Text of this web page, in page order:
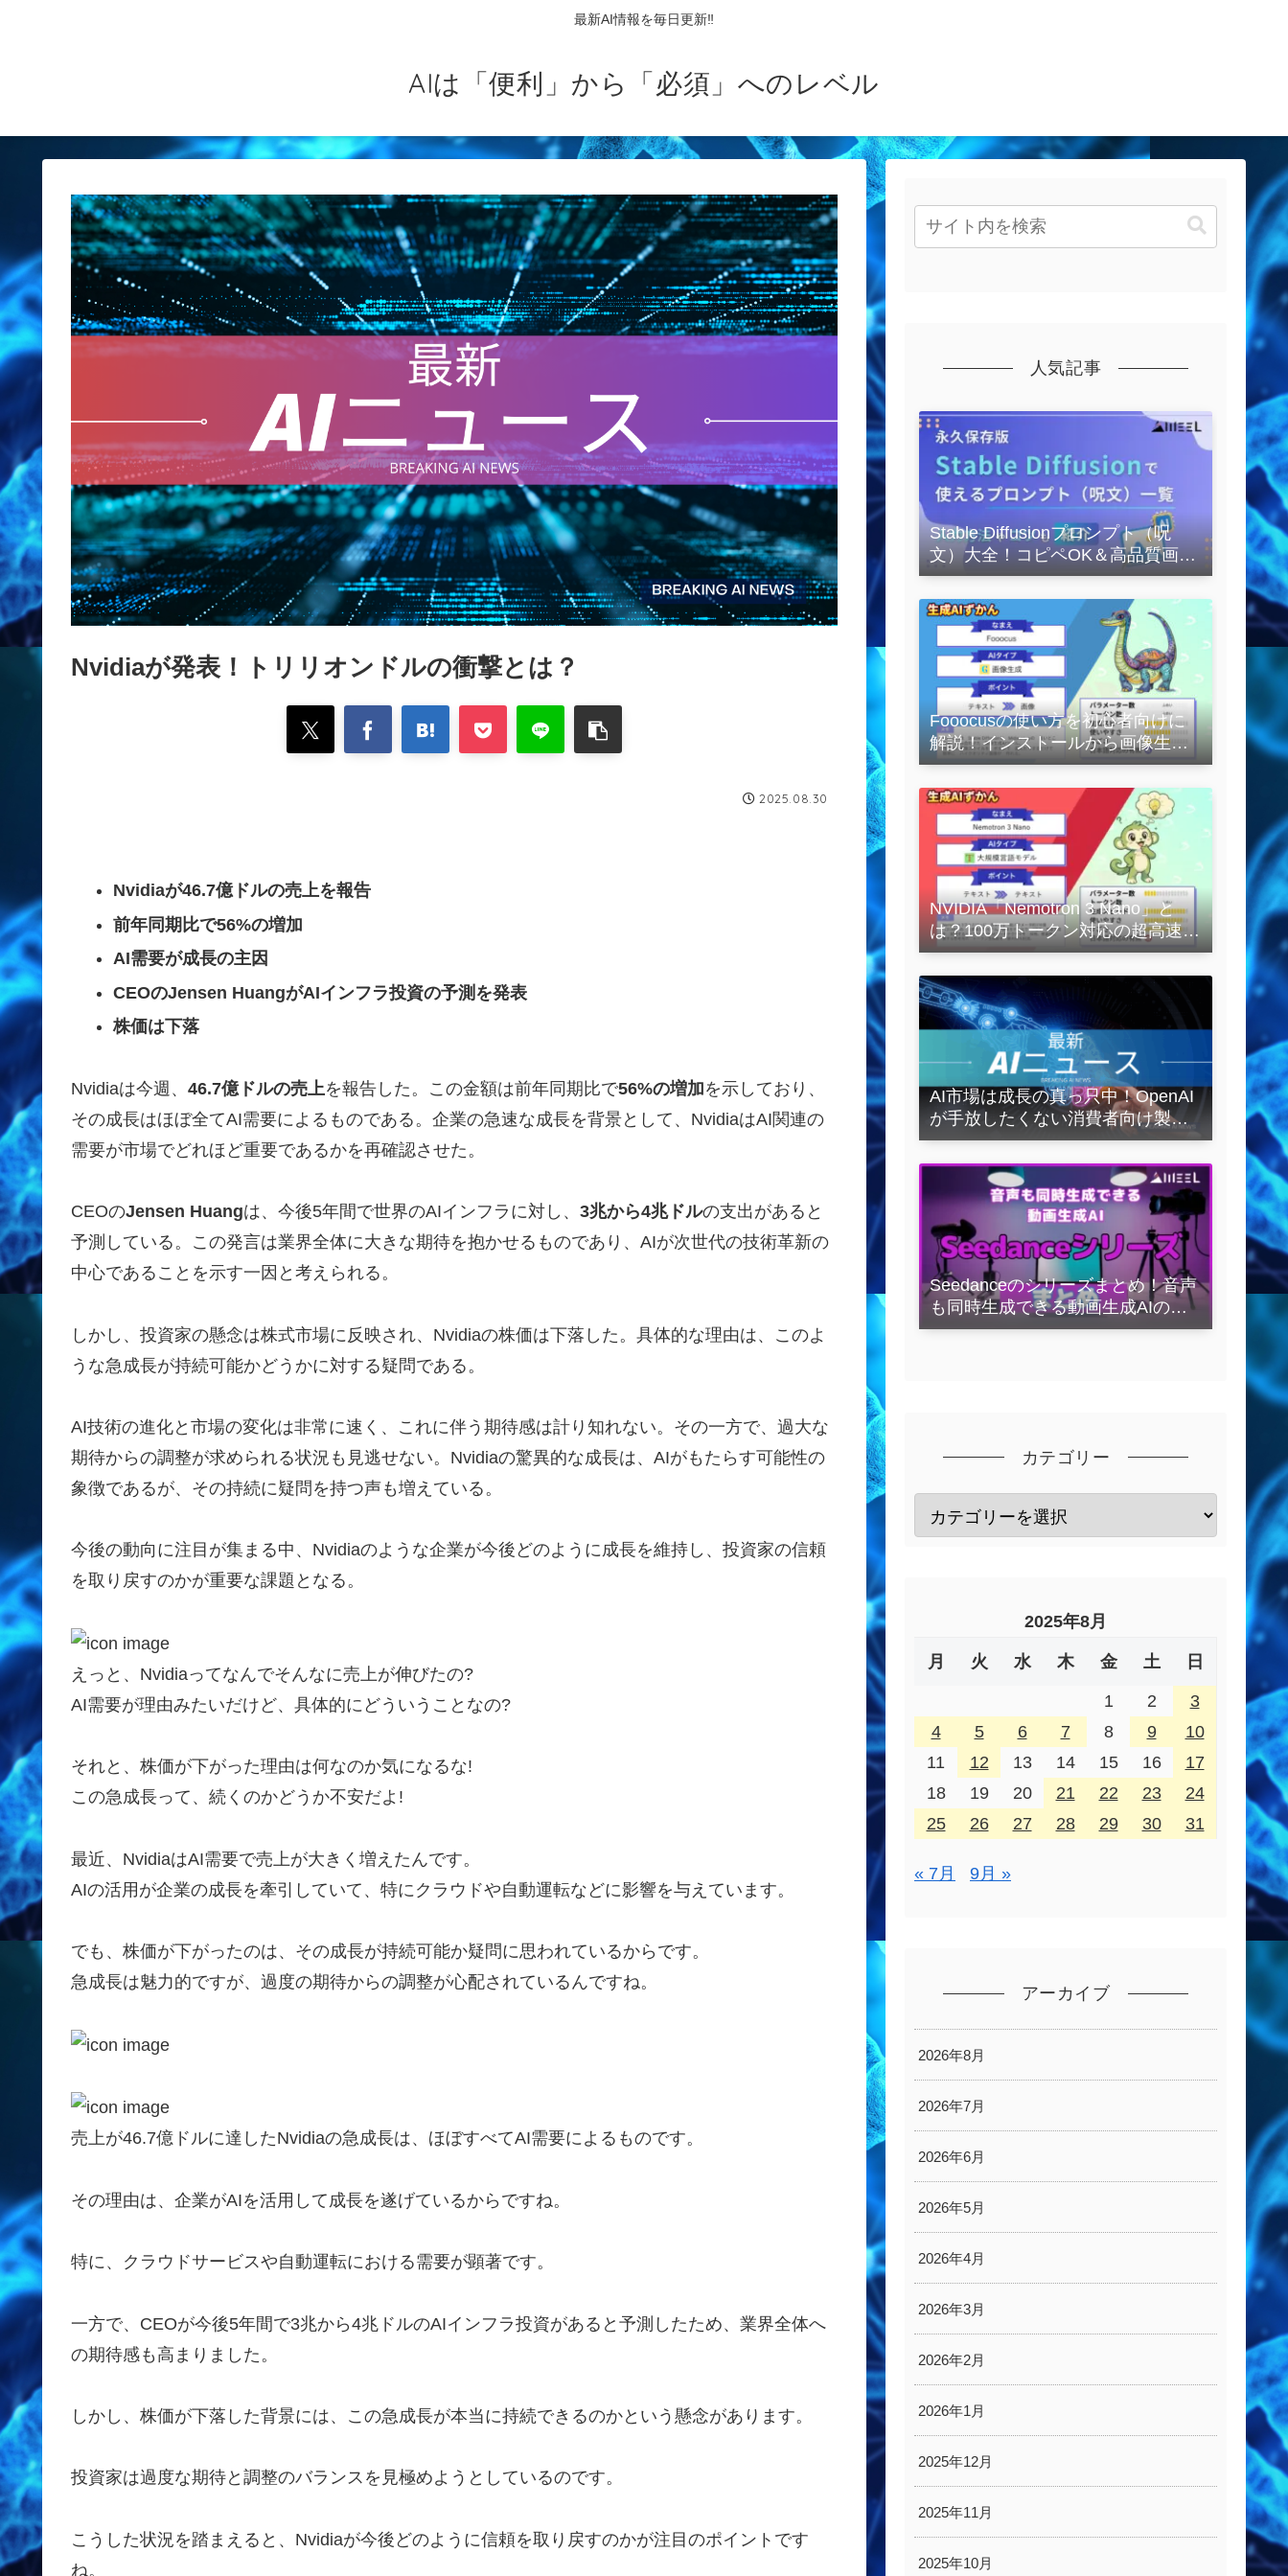
最新AI情報を毎日更新‼
AIは「便利」から「必須」へのレベル
Nvidiaが発表！トリリオンドルの衝撃とは？
2025.08.30
Nvidiaが46.7億ドルの売上を報告
前年同期比で56%の増加
AI需要が成長の主因
CEOのJensen HuangがAIインフラ投資の予測を発表
株価は下落
Nvidiaは今週、 46.7億ドルの売上を報告した。この金額は前年同期比で56%の増加を示しており、
その成長はほぼ全てAI需要によるものである。企業の急速な成長を背景として、NvidiaはAI関連の
需要が市場でどれほど重要であるかを再確認させた。
CEOのJensen Huangは、今後5年間で世界のAIインフラに対し、 3兆から4兆ドルの支出があると
予測している。この発言は業界全体に大きな期待を抱かせるものであり、AIが次世代の技術革新の
中心であることを示す一因と考えられる。
しかし、投資家の懸念は株式市場に反映され、Nvidiaの株価は下落した。具体的な理由は、このよ
うな急成長が持続可能かどうかに対する疑問である。
AI技術の進化と市場の変化は非常に速く、これに伴う期待感は計り知れない。その一方で、過大な
期待からの調整が求められる状況も見逃せない。Nvidiaの驚異的な成長は、AIがもたらす可能性の
象徴であるが、その持続に疑問を持つ声も増えている。
今後の動向に注目が集まる中、Nvidiaのような企業が今後どのように成長を維持し、投資家の信頼
を取り戻すのかが重要な課題となる。
えっと、Nvidiaってなんでそんなに売上が伸びたの?
AI需要が理由みたいだけど、具体的にどういうことなの?
それと、株価が下がった理由は何なのか気になるな!
この急成長って、続くのかどうか不安だよ!
最近、NvidiaはAI需要で売上が大きく増えたんです。
AIの活用が企業の成長を牽引していて、特にクラウドや自動運転などに影響を与えています。
でも、株価が下がったのは、その成長が持続可能か疑問に思われているからです。
急成長は魅力的ですが、過度の期待からの調整が心配されているんですね。
売上が46.7億ドルに達したNvidiaの急成長は、ほぼすべてAI需要によるものです。
その理由は、企業がAIを活用して成長を遂げているからですね。
特に、クラウドサービスや自動運転における需要が顕著です。
一方で、CEOが今後5年間で3兆から4兆ドルのAIインフラ投資があると予測したため、業界全体へ
の期待感も高まりました。
しかし、株価が下落した背景には、この急成長が本当に持続できるのかという懸念があります。
投資家は過度な期待と調整のバランスを見極めようとしているのです。
こうした状況を踏まえると、Nvidiaが今後どのように信頼を取り戻すのかが注目のポイントです
ね。
人気記事
Stable Diffusionプロンプト（呪
文）大全！コピペOK＆高品質画像
を作るコツの完全保存版
Fooocusの使い方を初心者向けに
解説！インストールから画像生成
の実践まで紹介
NVIDIA「Nemotron 3 Nano」と
は？100万トークン対応の超高速
LLMを徹底解説
AI市場は成長の真っ只中！OpenAI
が手放したくない消費者向け製品
とは？
Seedanceのシリーズまとめ！音声
も同時生成できる動画生成AIの全
容を解説
カテゴリー
2025年8月
月 火 水 木 金 土 日
1 2
3
4
5 6 7 8 9
10
11
12 13 14 15 16
17
18
19 20 21 22 23
24
25
26 27 28 29 30 31
« 7月 9月 »
アーカイブ
2026年8月
2026年7月
2026年6月
2026年5月
2026年4月
2026年3月
2026年2月
2026年1月
2025年12月
2025年11月
2025年10月